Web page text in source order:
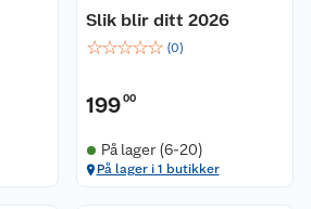
Slik blir ditt 2026
☆☆☆☆☆ (0)
19900
På lager (6-20)
På lager i 1 butikker